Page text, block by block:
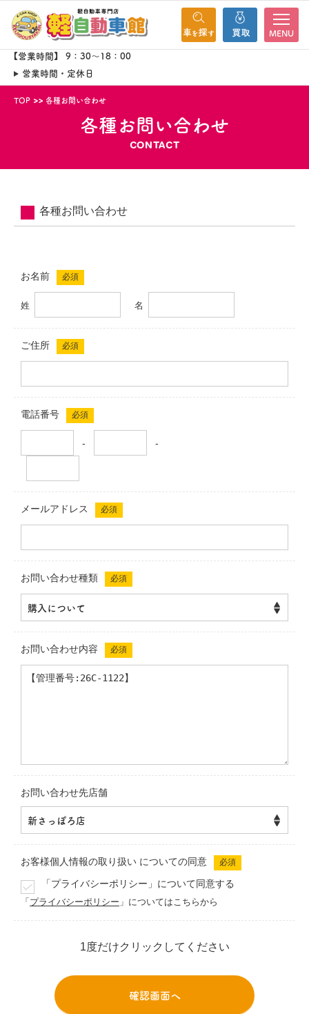
MENU
【営業時間】 9：30～18：00
営業時間・定休日
TOP 各種お問い合わせ
各種お問い合わせ
CONTACT
各種お問い合わせ
お名前 必須
姓 名
ご住所 必須
電話番号 必須
- -
メールアドレス 必須
お問い合わせ種類 必須
お問い合わせ内容 必須
お問い合わせ先店舗
お客様個人情報の取り扱い についての同意 必須
「プライバシーポリシー」について同意する
「 プライバシーポリシー 」についてはこちらから
1度だけクリックしてください